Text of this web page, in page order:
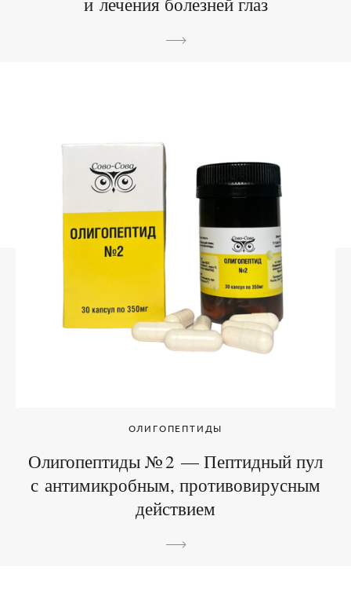
ОЛИГОПЕПТИДЫ
Олигопептиды № 2 — Пептидный пул
с антимикробным, противовирусным
действием